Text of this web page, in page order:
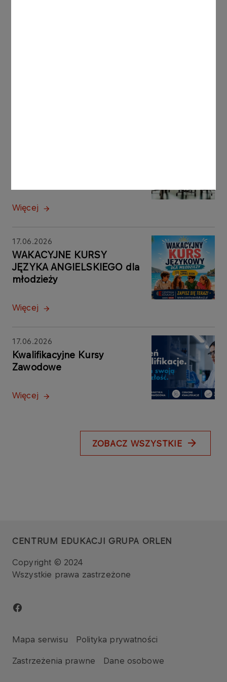
Więcej
17.06.2026
WAKACYJNE KURSY
JĘZYKA ANGIELSKIEGO dla
młodzieży
Więcej
17.06.2026
Kwalifikacyjne Kursy
Zawodowe
Więcej
ZOBACZ WSZYSTKIE
CENTRUM EDUKACJI GRUPA ORLEN
Copyright © 2024
Wszystkie prawa zastrzeżone
Mapa serwisu Polityka prywatności
Zastrzeżenia prawne Dane osobowe